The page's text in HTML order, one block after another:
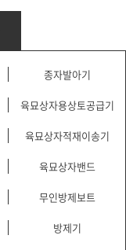
종자발아기
육묘상자용상토공급기
육묘상자적재이송기
육묘상자밴드
무인방제보트
방제기